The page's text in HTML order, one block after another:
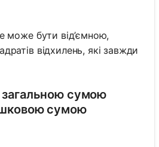
може бути від’ємною,
відхилень, які завжди
загальною сумою
сумою